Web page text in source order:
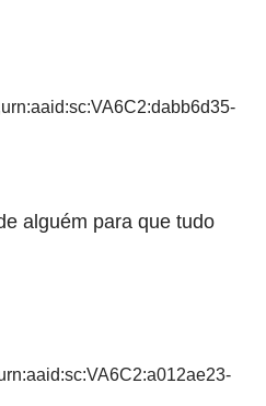
alguém para que tudo